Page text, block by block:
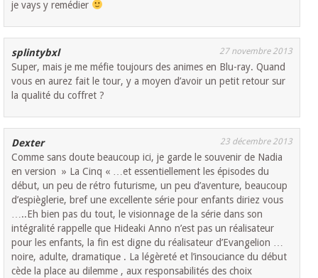
je vays y remédier
splintybxl 27 novembre 2013
Super, mais je me méfie toujours des animes en Blu-ray. Quand
vous en aurez fait le tour, y a moyen d’avoir un petit retour sur
la qualité du coffret ?
Dexter 23 décembre 2013
Comme sans doute beaucoup ici, je garde le souvenir de Nadia
en version » La Cinq « …et essentiellement les épisodes du
début, un peu de rétro futurisme, un peu d’aventure, beaucoup
d’espièglerie, bref une excellente série pour enfants diriez vous
…..Eh bien pas du tout, le visionnage de la série dans son
intégralité rappelle que Hideaki Anno n’est pas un réalisateur
pour les enfants, la fin est digne du réalisateur d’Evangelion …
noire, adulte, dramatique . La légèreté et l’insouciance du début
cède la place au dilemme , aux responsabilités des choix